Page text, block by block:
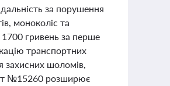
за порушення
моноколіс та
1700 гривень за перше
транспортних
захисних шоломів,
№15260 розширює